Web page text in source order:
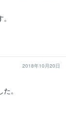
2018年10月20日
。